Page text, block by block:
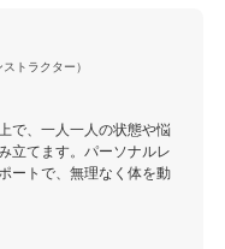
トラクター）
で、一人一人の状態や悩
立てます。パーソナルレ
ートで、無理なく体を動